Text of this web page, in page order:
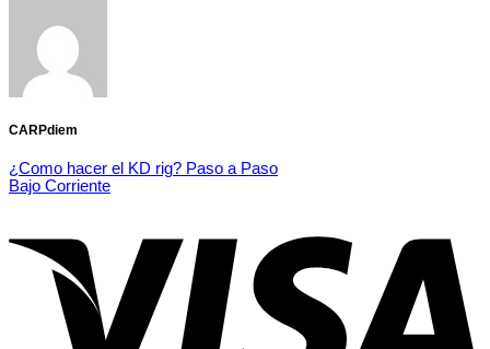
CARPdiem
¿Como hacer el KD rig? Paso a Paso
Bajo Corriente